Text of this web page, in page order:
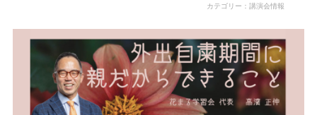
カテゴリー：講演会情報